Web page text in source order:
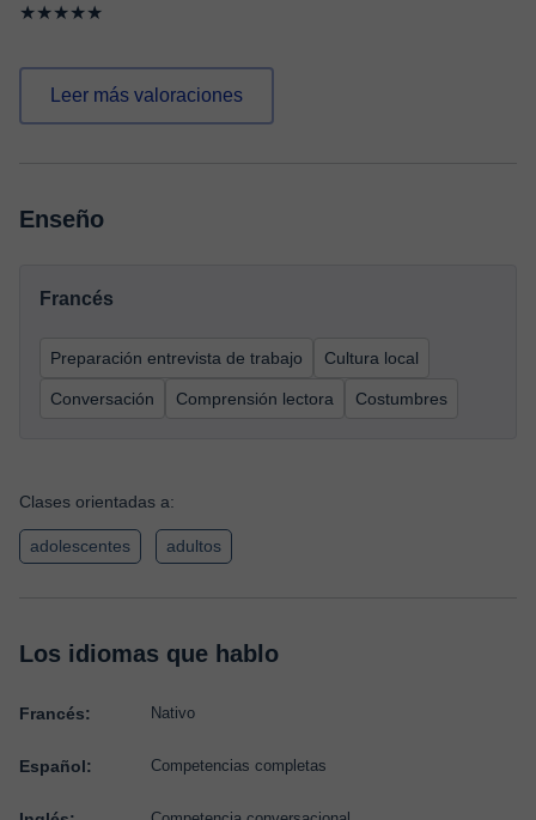
★★★★★
Leer más valoraciones
Enseño
Francés
Preparación entrevista de trabajo Cultura local
Conversación Comprensión lectora Costumbres
Clases orientadas a:
adolescentes adultos
Los idiomas que hablo
Francés: Nativo
Español: Competencias completas